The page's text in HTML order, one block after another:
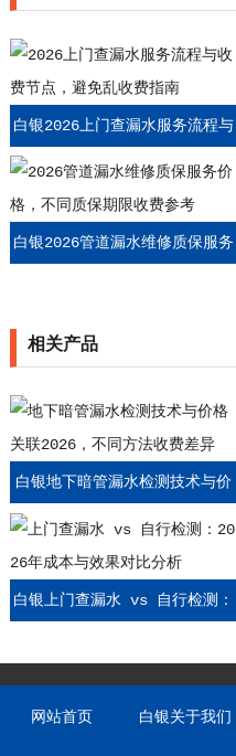
白银2026上门查漏水服务流程与
收费节点，避免乱收费指南
白银2026管道漏水维修质保服务
相关产品
白银地下暗管漏水检测技术与价
格关联2026，不同方法收费差异
白银上门查漏水 vs 自行检测：
网站首页 白银关于我们